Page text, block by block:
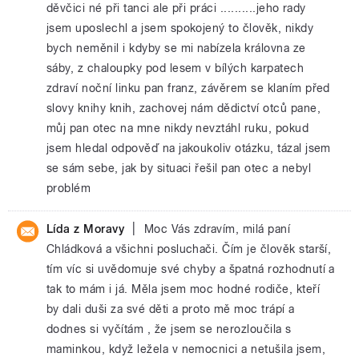
děvčici né při tanci ale při práci ..........jeho rady
jsem uposlechl a jsem spokojený to člověk, nikdy
bych neměnil i kdyby se mi nabízela královna ze
sáby, z chaloupky pod lesem v bílých karpatech
zdraví noční linku pan franz, závěrem se klaním před
slovy knihy knih, zachovej nám dědictví otců pane,
můj pan otec na mne nikdy nevztáhl ruku, pokud
jsem hledal odpověď na jakoukoliv otázku, tázal jsem
se sám sebe, jak by situaci řešil pan otec a nebyl
problém
Lída z Moravy
Moc Vás zdravím, milá paní
Chládková a všichni posluchači. Čím je člověk starší,
tím víc si uvědomuje své chyby a špatná rozhodnutí a
tak to mám i já. Měla jsem moc hodné rodiče, kteří
by dali duši za své děti a proto mě moc trápí a
dodnes si vyčítám , že jsem se nerozloučila s
maminkou, když ležela v nemocnici a netušila jsem,